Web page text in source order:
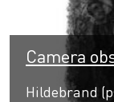
Camera
Hildebrand